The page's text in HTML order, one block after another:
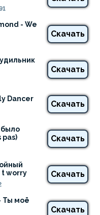
- We
Скачать
Скачать
Dancer
Скачать
было
pas)
Скачать
t worry
Скачать
Ты моё
Скачать